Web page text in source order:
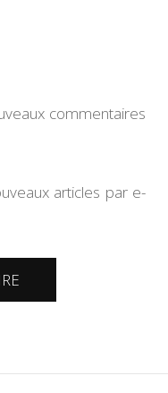
commentaires
articles par e-